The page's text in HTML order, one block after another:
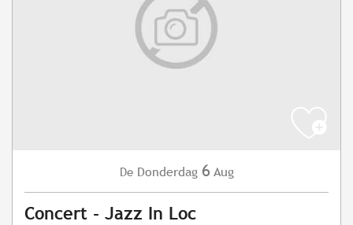
De Donderdag 6 Aug
Concert - Jazz In Loc